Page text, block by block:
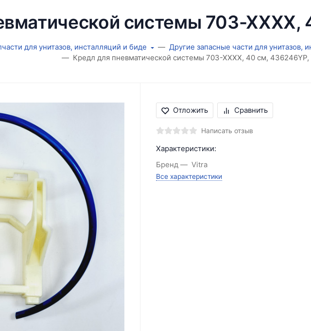
системы 703-ХХХХ,
для унитазов, инсталляций и биде
Другие запасные части для унитазов,
Кредл для пневматической системы 703-ХХХХ, 40 см, 436246YP,
Отложить Сравнить
Написать отзыв
Характеристики:
Бренд
Vitra
Все характеристики